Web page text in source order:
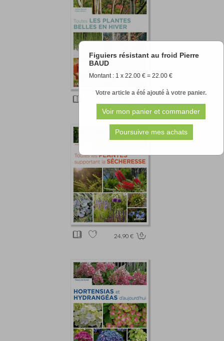
Figuiers résistant au froid Pierre
BAUD
Montant : 1 x 22.00 € = 22.00 €
Votre article a été ajouté à votre panier.
24.90 €